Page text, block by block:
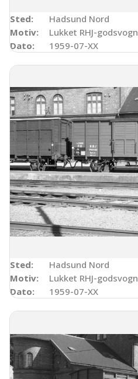
Sted:
Hadsund Nord
Motiv:
Lukket RHJ-godsvogn
Dato:
1959-07-XX
Sted:
Hadsund Nord
Motiv:
Lukket RHJ-godsvogn
Dato:
1959-07-XX